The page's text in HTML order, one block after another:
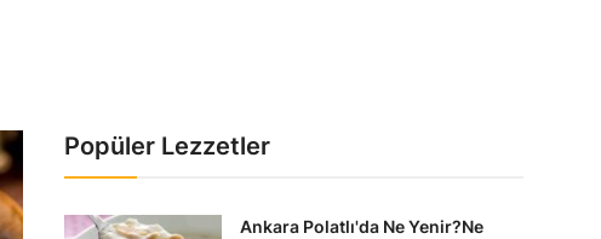
Popüler Lezzetler
Ankara Polatlı'da Ne Yenir?Ne